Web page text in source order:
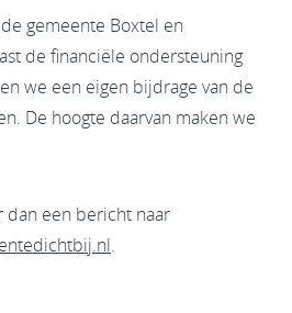
gemeente Boxtel en
de financiële ondersteuning
we een eigen bijdrage van de
De hoogte daarvan maken we
dan een bericht naar
.